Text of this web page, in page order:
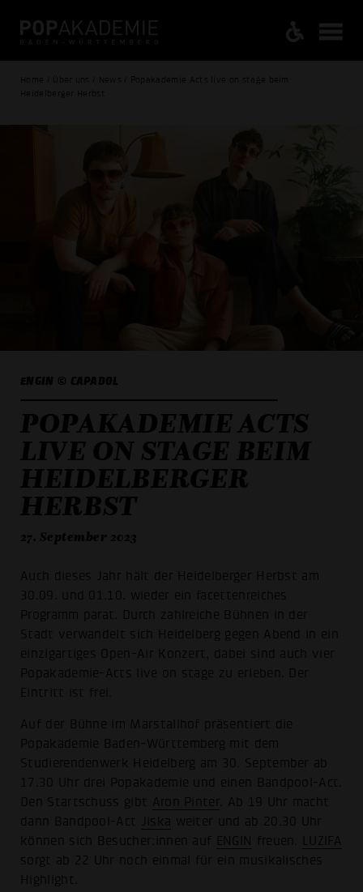
Home / Über uns / News / Popakademie Acts live on stage beim
Heidelberger Herbst
ENGIN © CAPADOL
POPAKADEMIE ACTS
LIVE ON STAGE BEIM
HEIDELBERGER
HERBST
27. September 2023
Auch dieses Jahr hält der Heidelberger Herbst am
30.09. und 01.10. wieder ein facettenreiches
Programm parat. Durch zahlreiche Bühnen in der
Stadt verwandelt sich Heidelberg gegen Abend in ein
einzigartiges Open-Air Konzert, dabei sind auch vier
Popakademie-Acts live on stage zu erleben. Der
Eintritt ist frei.
Auf der Bühne im Marstallhof präsentiert die
Popakademie Baden-Württemberg mit dem
Studierendenwerk Heidelberg am 30. September ab
17.30 Uhr drei Popakademie und einen Bandpool-Act.
Den Startschuss gibt Aron Pinter . Ab 19 Uhr macht
dann Bandpool-Act
Jiska weiter und ab 20.30 Uhr
können sich Besucher:innen auf ENGIN freuen.
LUZIFA
sorgt ab 22 Uhr noch einmal für ein musikalisches
Highlight.